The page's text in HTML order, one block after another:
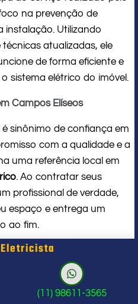
na prevenção de
instalação. Utilizando
atualizadas, ele
de forma eficiente e
sistema elétrico do imóvel.
Campos Elíseos
é sinônimo de confiança em
com a qualidade e a
uma referência local em
. Ao contratar seus
profissional de verdade,
espaço e entrega um
ao fim.
sinais que
chamar um
(11) 98611-3565